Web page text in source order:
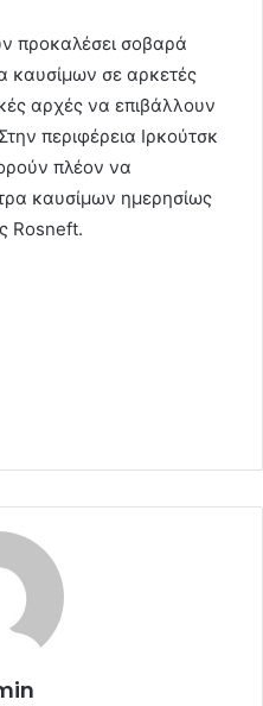
προκαλέσει σοβαρά
καυσίμων σε αρκετές
αρχές να επιβάλλουν
περιφέρεια Ιρκούτσκ
πλέον να
καυσίμων ημερησίως
Rosneft.